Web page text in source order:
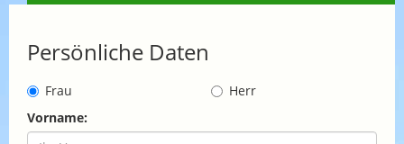
Persönliche Daten
Frau
Herr
Vorname: